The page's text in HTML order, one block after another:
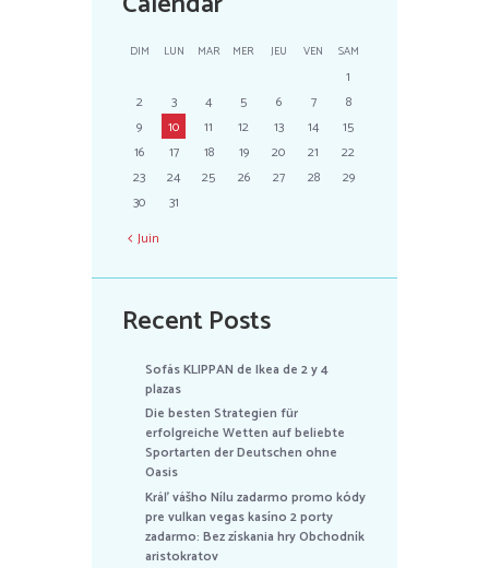
DIM LUN MAR MER JEU VEN SAM
1
2
3 4 5 6 7
8
9
10 11 12 13 14
15
16
17 18 19 20 21
22
23
24 25 26 27 28
29
30
31
Juin
Recent Posts
Sofás KLIPPAN de Ikea de 2 y 4
plazas
Die besten Strategien für
erfolgreiche Wetten auf beliebte
Sportarten der Deutschen ohne
Oasis
Kráľ vášho Nílu zadarmo promo kódy
pre vulkan vegas kasíno 2 porty
zadarmo: Bez získania hry Obchodník
aristokratov